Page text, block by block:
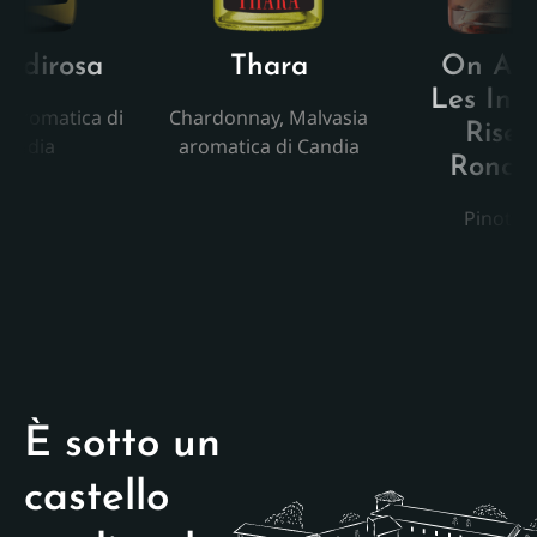
Thara
Chardonnay, Malvasia
aromatica di Candia
On
Les
Pinot
aromatica di
È sotto un
castello